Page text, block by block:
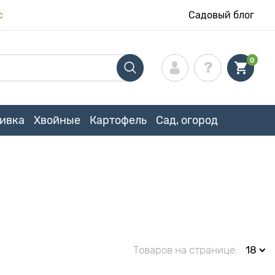
Садовый блог
0
Хвойные Картофель Сад, огород
Товаров на странице: 18